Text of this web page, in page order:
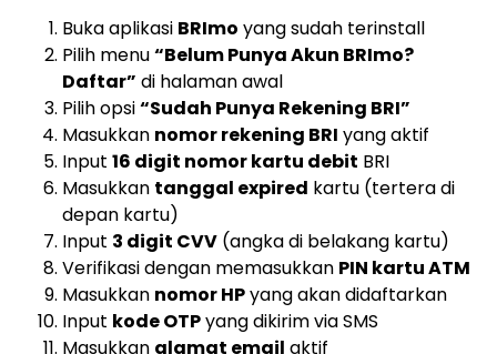
Buka aplikasi BRImo yang sudah terinstall
Pilih menu“Belum Punya Akun BRImo?
Daftar” di halaman awal
Pilih opsi“Sudah Punya Rekening BRI”
Masukkan nomor rekening BRI yang aktif
Input 16 digit nomor kartu debit BRI
Masukkan tanggal expired kartu (tertera di
depan kartu)
Input 3 digit CVV (angka di belakang kartu)
Verifikasi dengan memasukkan PIN kartu ATM
Masukkan nomor HPyang akan didaftarkan
Input kode OTPyang dikirim via SMS
Masukkan alamat email aktif